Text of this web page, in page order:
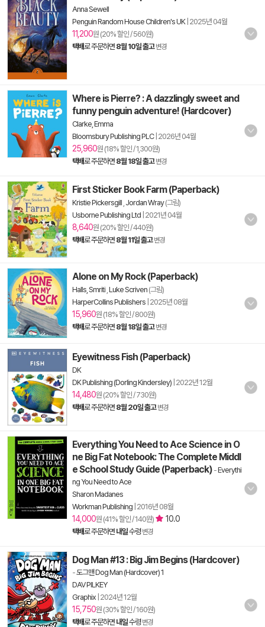
Anna Sewell
Penguin Random House Children's UK| 2025년 04월
11,200원 (20% 할인 / 560원)
택배로 주문하면 8월 10일 출고 변경
Where is Pierre? : A dazzlingly sweet and
funny penguin adventure! (Hardcover)
Clarke, Emma
Bloomsbury Publishing PLC| 2026년 04월
25,960원 (18% 할인 / 1,300원)
택배로 주문하면 8월 18일 출고 변경
First Sticker Book Farm (Paperback)
Kristie Pickersgill Jordan Wray(그림)
Usborne Publishing Ltd 2021년 04월
8,640원 (20% 할인 / 440원)
택배로 주문하면 8월 11일 출고 변경
Alone on My Rock (Paperback)
Halls, Smriti Luke Scriven (그림)
HarperCollins Publishers 2025년 08월
15,960원 (18% 할인 / 800원)
택배로 주문하면 8월 18일 출고 변경
Eyewitness Fish (Paperback)
DK
DK Publishing (Dorling Kindersley) 2022년 12월
14,480원 (20% 할인 / 730원)
택배로 주문하면 8월 20일 출고 변경
Everything You Need to Ace Science in O
ne Big Fat Notebook: The Complete Middl
e School Study Guide (Paperback) -Everythi
ng You Need to Ace
Sharon Madanes
Workman Publishing 2016년 08월
14,000원 (41% 할인 / 140원) 10.0
택배로 주문하면 내일수령 변경
Dog Man #13 : Big Jim Begins (Hardcover)
-도그맨 Dog Man (Hardcover) 1
DAV PILKEY
Graphix 2024년 12월
15,750원 (30% 할인 / 160원)
택배로 주문하면 내일수령 변경